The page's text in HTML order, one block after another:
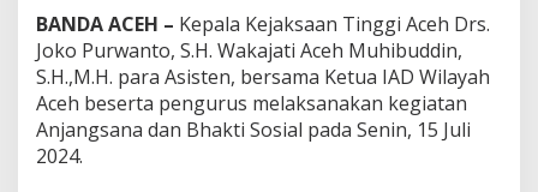
BANDA ACEH – Kepala Kejaksaan Tinggi Aceh Drs.
Joko Purwanto, S.H. Wakajati Aceh Muhibuddin,
S.H.,M.H. para Asisten, bersama Ketua IAD Wilayah
Aceh beserta pengurus melaksanakan kegiatan
Anjangsana dan Bhakti Sosial pada Senin, 15 Juli
2024.